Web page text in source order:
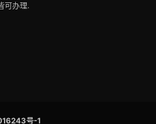
可办理.
号-1